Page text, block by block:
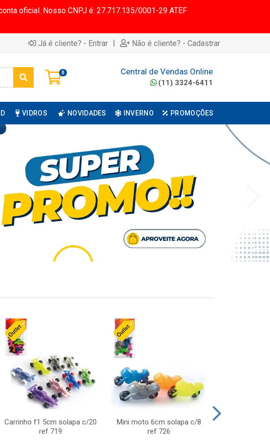
oficial. Nosso CNPJ é: 27.717.135/0001-29 ATEF
Já é cliente? - Entrar | Não é cliente? - Cadastrar
0 Central de Vendas Online
(11) 3324-6411
VIDROS NOVIDADES INVERNO PROMOÇÕES
Carrinho f1 5cm solapa c/20
ref 719
Mini moto 6cm solapa c/8
ref 726